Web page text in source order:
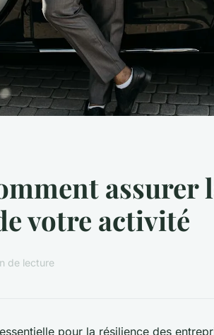
assurer
votre activité
de lecture
pour la résilience des